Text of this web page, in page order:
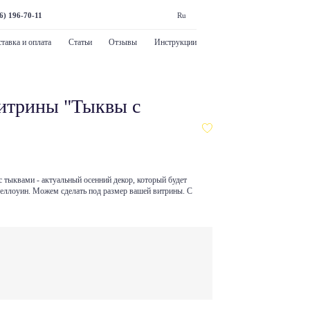
196-70-11 Ru
и оплата Статьи Отзывы Инструкции
"Тыквы с
- актуальный осенний декор, который будет
Можем сделать под размер вашей витрины. С